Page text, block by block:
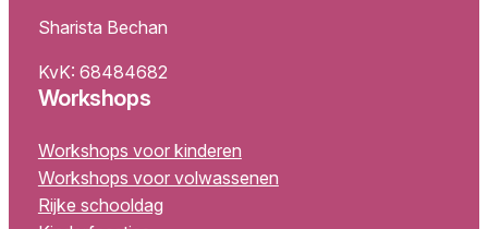
Sharista Bechan
KvK: 68484682
Workshops
Workshops voor kinderen
Workshops voor volwassenen
Rijke schooldag